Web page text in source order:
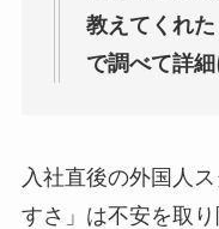
教えてくれ
で調べて詳
入社直後の外国人
すさ」は不安を取